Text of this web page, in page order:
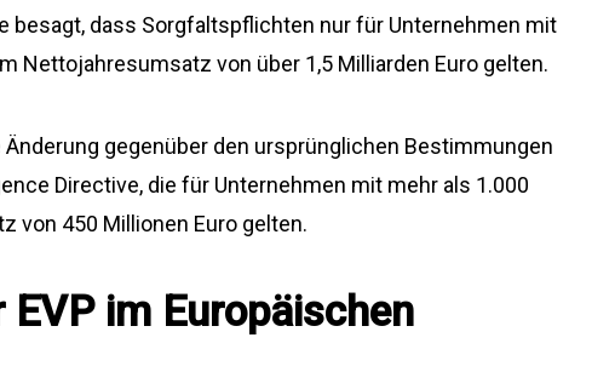
besagt, dass Sorgfaltspflichten nur für Unternehmen mit
Nettojahresumsatz von über 1,5 Milliarden Euro gelten.
gegenüber den ursprünglichen Bestimmungen
Directive, die für Unternehmen mit mehr als 1.000
von 450 Millionen Euro gelten.
EVP im Europäischen